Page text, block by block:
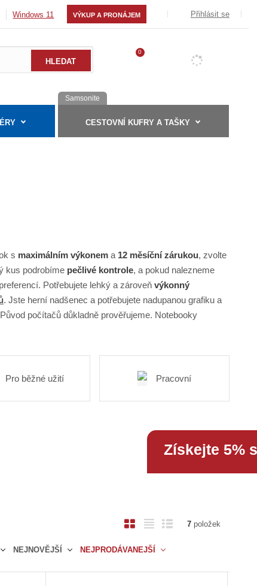
Windows 11 VÝKUP A PRONÁJEM Přihlásit se
0
Samsonite
CESTOVNÍ KUFRY A TAŠKY
s maximálním výkonem a 12 měsíční zárukou, zvolte
kus podrobíme pečlivé kontrole, a pokud nalezneme
Potřebujete lehký a zároveň výkonný
. Jste herní nadšenec a potřebujete nadupanou grafiku a
počítačů důkladně prověřujeme. Notebooky
Pro běžné užití Pracovní
NEJNOVĚJŠÍ NEJPRODÁVANEJŠÍ
r
T
b
7položek
Získejte 5%